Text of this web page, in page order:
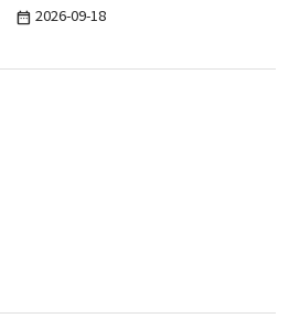
date_range 2026-09-18